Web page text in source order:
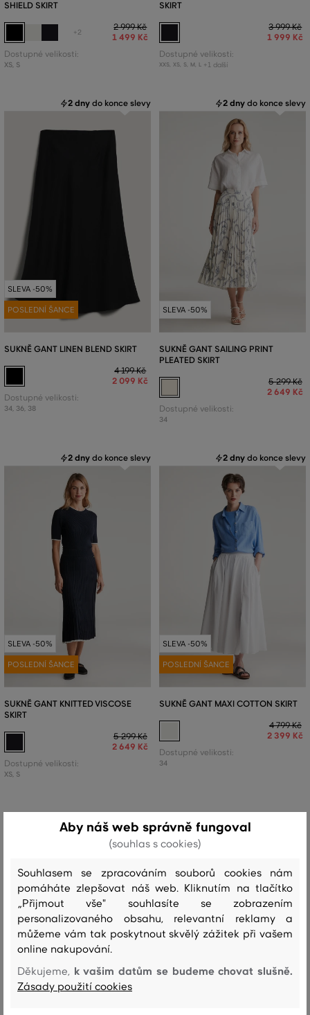
SHIELD SKIRT
+2
2 999 Kč
1 499 Kč
Dostupné velikosti:
XS, S
SKIRT
3 999 Kč
1 999 Kč
Dostupné velikosti:
XXS, XS, S, M L +1 další
2 dny do konce slevy
SLEVA -50%
POSLEDNÍ ŠANCE
SUKNĚ GANT LINEN BLEND SKIRT
4 199 Kč
2 099 Kč
Dostupné velikosti:
34, 36, 38
2 dny do konce slevy
SLEVA -50%
SUKNĚ GANT SAILING PRINT
PLEATED SKIRT
5 299 Kč
2 649 Kč
Dostupné velikosti:
34
2 dny do konce slevy
SLEVA -50%
POSLEDNÍ ŠANCE
SUKNĚ GANT KNITTED VISCOSE
SKIRT
5 299 Kč
2 649 Kč
Dostupné velikosti:
XS, S
2 dny do konce slevy
SLEVA -50%
POSLEDNÍ ŠANCE
SUKNĚ GANT MAXI COTTON SKIRT
4 799 Kč
2 399 Kč
Dostupné velikosti:
34
Aby náš web správně fungoval
(souhlas s cookies)
Souhlasem se zpracováním souborů cookies nám
pomáháte zlepšovat náš web. Kliknutím na tlačítko
„Přijmout vše" souhlasíte se zobrazením
personalizovaného obsahu, relevantní reklamy a
můžeme vám tak poskytnout skvělý zážitek při vašem
online nakupování.
Děkujeme, k vašim datům se budeme chovat slušně.
Zásady použití cookies